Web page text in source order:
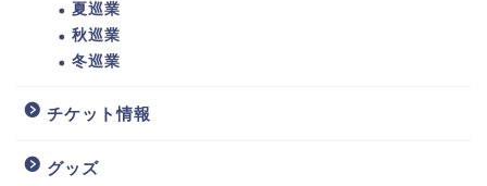
夏巡業
秋巡業
冬巡業
チケット情報
グッズ